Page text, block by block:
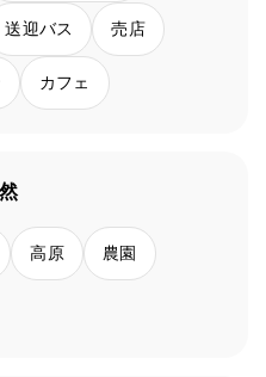
送迎バス 売店
カフェ
高原 農園